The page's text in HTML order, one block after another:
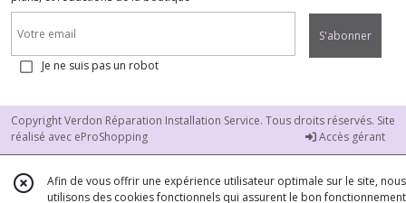
S'abonner
Je ne suis pas un robot
Copyright Verdon Réparation Installation Service. Tous droits réservés. Site
réalisé avec eProShopping Accès gérant
Afin de vous offrir une expérience utilisateur optimale sur le site, nous
utilisons des cookies fonctionnels qui assurent le bon fonctionnement